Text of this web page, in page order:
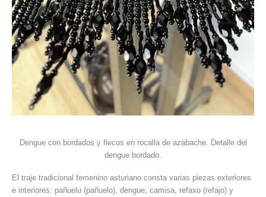
Dengue con bordados y flecos en rocalla de azabache. Detalle del
dengue bordado.
El traje tradicional femenino asturiano consta varias piezas exteriores
e interiores: pañuelu (pañuelo), dengue, camisa, refaxo (refajo) y